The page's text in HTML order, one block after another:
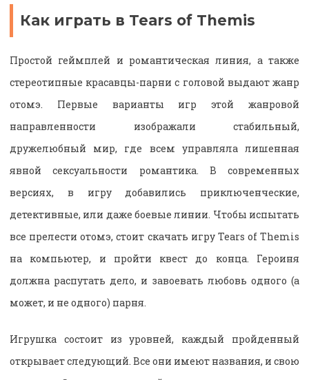
Как играть в Tears of Themis
Простой геймплей и романтическая линия, а также
стереотипные красавцы-парни с головой выдают жанр
отомэ. Первые варианты игр этой жанровой
направленности изображали стабильный,
дружелюбный мир, где всем управляла лишенная
явной сексуальности романтика. В современных
версиях, в игру добавились приключенческие,
детективные, или даже боевые линии. Чтобы испытать
все прелести отомэ, стоит скачать игру Tears of Themis
на компьютер, и пройти квест до конца. Героиня
должна распутать дело, и завоевать любовь одного (а
может, и не одного) парня.
Игрушка состоит из уровней, каждый пройденный
открывает следующий. Все они имеют названия, и свою